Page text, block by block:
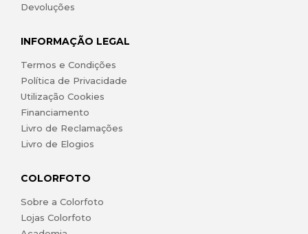
Devoluções
INFORMAÇÃO LEGAL
Termos e Condições
Política de Privacidade
Utilização Cookies
Financiamento
Livro de Reclamações
Livro de Elogios
COLORFOTO
Sobre a Colorfoto
Lojas Colorfoto